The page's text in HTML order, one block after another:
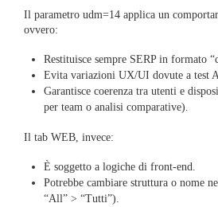
Il parametro udm=14 applica un
ovvero:
Restituisce sempre SERP in formato
Evita variazioni UX/UI dovute a test
Garantisce coerenza tra utenti e
per team o analisi comparative).
Il tab WEB, invece:
È soggetto a logiche di front-end.
Potrebbe cambiare struttura o nome
“All” > “Tutti”).